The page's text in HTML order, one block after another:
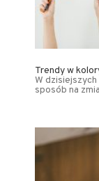
Trendy w
W
sposób na